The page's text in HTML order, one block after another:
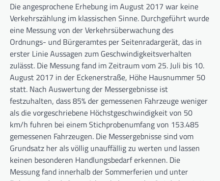
Die angesprochene Erhebung im August 2017 war keine
Verkehrszählung im klassischen Sinne. Durchgeführt wurde
eine Messung von der Verkehrsüberwachung des
Ordnungs- und Bürgeramtes per Seitenradargerät, das in
erster Linie Aussagen zum Geschwindigkeitsverhalten
zulässt. Die Messung fand im Zeitraum vom 25. Juli bis 10.
August 2017 in der Eckenerstraße, Höhe Hausnummer 50
statt. Nach Auswertung der Messergebnisse ist
festzuhalten, dass 85% der gemessenen Fahrzeuge weniger
als die vorgeschriebene Höchstgeschwindigkeit von 50
km/h fuhren bei einem Stichprobenumfang von 153.485
gemessenen Fahrzeugen. Die Messergebnisse sind vom
Grundsatz her als völlig unauffällig zu werten und lassen
keinen besonderen Handlungsbedarf erkennen. Die
Messung fand innerhalb der Sommerferien und unter